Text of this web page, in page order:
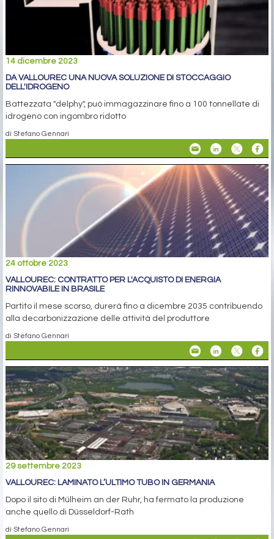
14 dicembre 2023
DA VALLOUREC UNA NUOVA SOLUZIONE DI STOCCAGGIO
DELL'IDROGENO
Battezzata "delphy", può immagazzinare fino a 100 tonnellate di
idrogeno con ingombro ridotto
di Stefano Gennari
24 ottobre 2023
VALLOUREC: CONTRATTO PER L'ACQUISTO DI ENERGIA
RINNOVABILE IN BRASILE
Partito il mese scorso, durerà fino a dicembre 2035 contribuendo
alla decarbonizzazione delle attività del produttore
di Stefano Gennari
29 settembre 2023
VALLOUREC: LAMINATO L’ULTIMO TUBO IN GERMANIA
Dopo il sito di Mülheim an der Ruhr, ha fermato la produzione
anche quello di Düsseldorf-Rath
di Stefano Gennari